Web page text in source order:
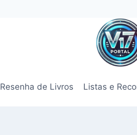
Resenha de Livros Listas e